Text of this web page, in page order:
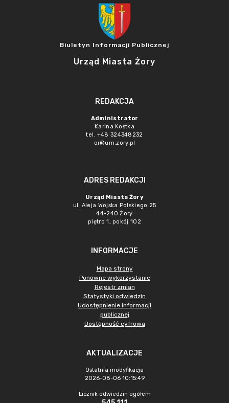
Biuletyn Informacji Publicznej
Urząd Miasta Żory
REDAKCJA
Administrator
Karina Kostka
tel. +48 324348232
or@um.zory.pl
ADRES REDAKCJI
Urząd Miasta Żory
ul. Aleja Wojska Polskiego 25
44-240 Żory
piętro 1, pokój 102
INFORMACJE
Mapa strony
Ponowne wykorzystanie
Rejestr zmian
Statystyki odwiedzin
Udostępnienie informacji
publicznej
Dostępność cyfrowa
AKTUALIZACJE
Ostatnia modyfikacja
2026-08-06 10:15:49
Licznik odwiedzin ogółem